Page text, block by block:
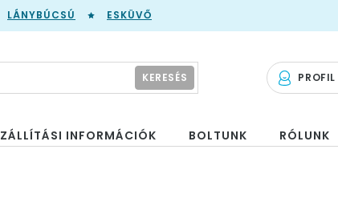
LÁNYBÚCSÚ ESKÜVŐ
PROFIL
KERESÉS
INFORMÁCIÓK BOLTUNK RÓLUNK